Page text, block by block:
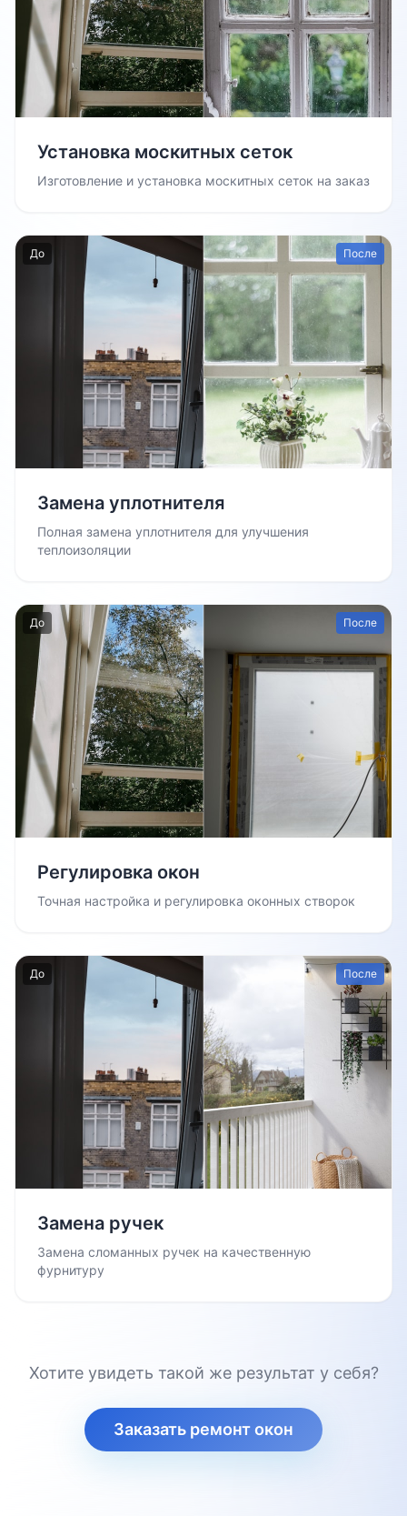
Установка москитных сеток
Изготовление и установка москитных сеток на заказ
До После
Замена уплотнителя
Полная замена уплотнителя для улучшения
теплоизоляции
До После
Регулировка окон
Точная настройка и регулировка оконных створок
До После
Замена ручек
Замена сломанных ручек на качественную
фурнитуру
Хотите увидеть такой же результат у себя?
Заказать ремонт окон